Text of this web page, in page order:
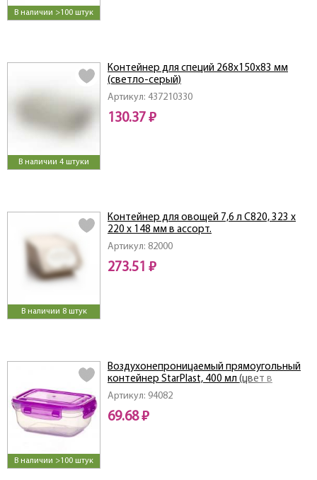
В наличии >100 штук
В наличии 4 штуки
Артикул: 437210330
Контейнер для специй 268х150х83 мм
(светло-серый)
130.37 ₽
В наличии 8 штук
Артикул: 82000
Контейнер для овощей 7,6 л С820, 323 х
220 х 148 мм в ассорт.
273.51 ₽
В наличии >100 штук
Артикул: 94082
Воздухонепроницаемый прямоугольный
контейнер StarPlast, 400 мл (цвет в
ассортименте)
69.68 ₽